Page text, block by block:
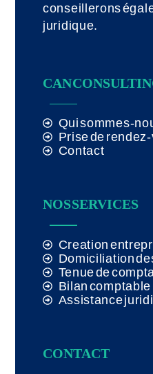
conseillerons
juridique.
CAN
Qui sommes-
Prise de
Contact
NOS SERVICES
Creation
Domiciliation
Tenue de
Bilan comptable
Assistance
CONTACT